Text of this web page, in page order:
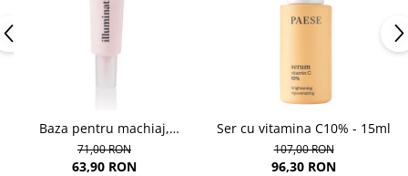
Baza pentru machiaj,
Illuminating Make-up Base -
30ml
71,00 RON
63,90 RON
Ser cu vitamina C10% - 15ml
107,00 RON
96,30 RON